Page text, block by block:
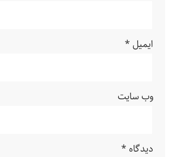
ایمیل *
وب‌ سایت
دیدگاه *